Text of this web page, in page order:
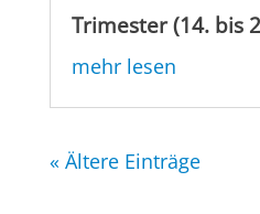
Trimester (14. bis
mehr lesen
« Ältere Einträge